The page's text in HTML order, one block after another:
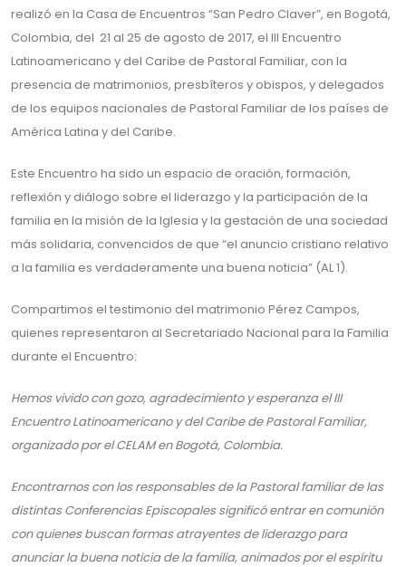
realizó en la Casa de Encuentros “San Pedro Claver”, en Bogotá,
Colombia, del 21 al 25 de agosto de 2017, el III Encuentro
Latinoamericano y del Caribe de Pastoral Familiar, con la
presencia de matrimonios, presbíteros y obispos, y delegados
de los equipos nacionales de Pastoral Familiar de los países de
América Latina y del Caribe.
Este Encuentro ha sido un espacio de oración, formación,
reflexión y diálogo sobre el liderazgo y la participación de la
familia en la misión de la Iglesia y la gestación de una sociedad
más solidaria, convencidos de que “el anuncio cristiano relativo
a la familia es verdaderamente una buena noticia” (AL 1).
Compartimos el testimonio del matrimonio Pérez Campos,
quienes representaron al Secretariado Nacional para la Familia
durante el Encuentro:
Hemos vivido con gozo, agradecimiento y esperanza el III
Encuentro Latinoamericano y del Caribe de Pastoral Familiar,
organizado por el CELAM en Bogotá, Colombia.
Encontrarnos con los responsables de la Pastoral familiar de las
distintas Conferencias Episcopales significó entrar en comunión
con quienes buscan formas atrayentes de liderazgo para
anunciar la buena noticia de la familia, animados por el espíritu